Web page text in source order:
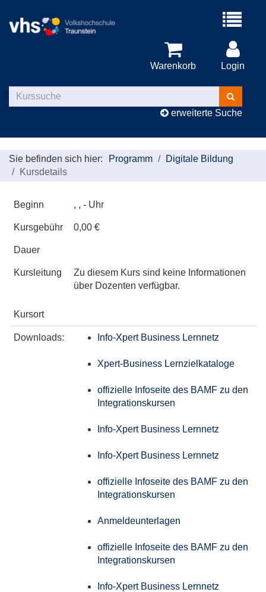
Menü
Warenkorb Login
Kurse
suchen
erweiterte Suche
Sie befinden sich hier: Programm
Digitale Bildung
Kursdetails
Beginn , , - Uhr
Kursgebühr 0,00 €
Dauer
Kursleitung
Zu diesem Kurs sind keine Informationen
über Dozenten verfügbar.
Kursort
Downloads: Info-Xpert Business Lernnetz
Xpert-Business Lernzielkataloge
offizielle Infoseite des BAMF zu den
Integrationskursen
Info-Xpert Business Lernnetz
Info-Xpert Business Lernnetz
offizielle Infoseite des BAMF zu den
Integrationskursen
Anmeldeunterlagen
offizielle Infoseite des BAMF zu den
Integrationskursen
Info-Xpert Business Lernnetz